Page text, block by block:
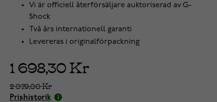
Vi är officiell återförsäljare auktoriserad av G-
Shock
Två års internationell garanti
Levereras i originalförpackning
1 698,30 Kr
2 079,00 Kr
Prishistorik